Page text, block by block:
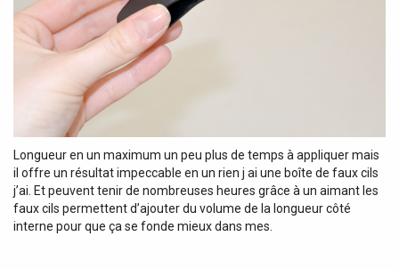
Longueur en un maximum un peu plus de temps à appliquer mais
il offre un résultat impeccable en un rien j ai une boîte de faux cils
j’ai. Et peuvent tenir de nombreuses heures grâce à un aimant les
faux cils permettent d’ajouter du volume de la longueur côté
interne pour que ça se fonde mieux dans mes.